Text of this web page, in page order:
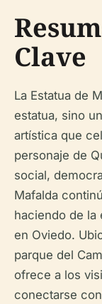
Clave
La Estatua de
estatua, sino
artística que
personaje de
social,
Mafalda
haciendo de la
en Oviedo.
parque del
ofrece a los
conectarse